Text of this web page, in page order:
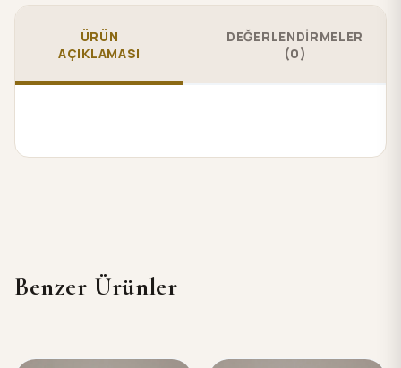
ÜRÜN
AÇIKLAMASI
DEĞERLENDİRMELER
(0)
Benzer Ürünler